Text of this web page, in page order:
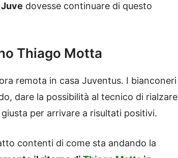
Juve dovesse continuare di questo
Thiago Motta
remota in casa Juventus. I bianconeri
dare la possibilità al tecnico di rialzare
per arrivare a risultati positivi.
contenti di come sta andando la